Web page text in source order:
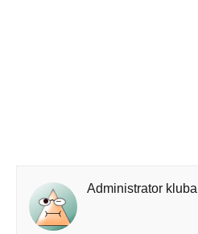
Administrator kluba